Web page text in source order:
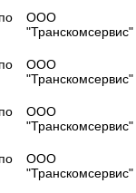
ООО
"Транскомсервис"
ООО
"Транскомсервис"
ООО
"Транскомсервис"
ООО
"Транскомсервис"